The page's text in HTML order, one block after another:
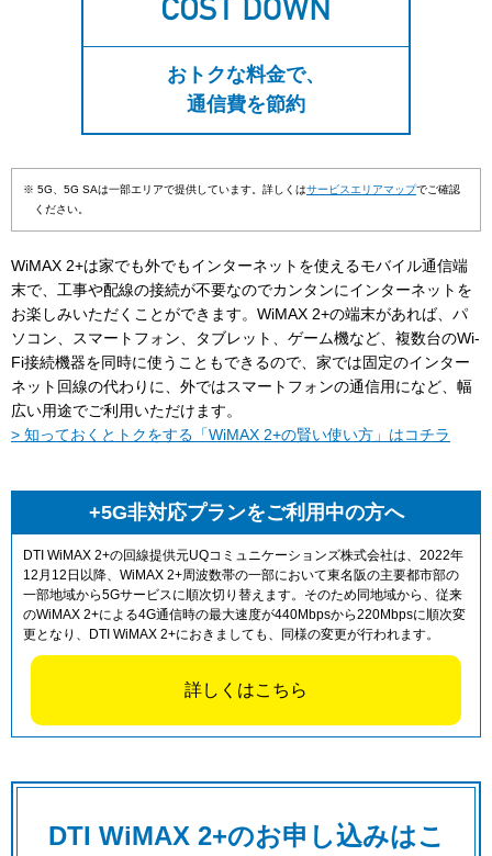
おトクな料金で、
通信費を節約
※ 5G、5G SAは一部エリアで提供しています。詳しくはサービスエリアマップでご確認
ください。
WiMAX 2+は家でも外でもインターネットを使えるモバイル通信端
末で、工事や配線の接続が不要なのでカンタンにインターネットを
お楽しみいただくことができます。WiMAX 2+の端末があれば、パ
ソコン、スマートフォン、タブレット、ゲーム機など、複数台のWi-
Fi接続機器を同時に使うこともできるので、家では固定のインター
ネット回線の代わりに、外ではスマートフォンの通信用になど、幅
広い用途でご利用いただけます。
> 知っておくとトクをする「WiMAX 2+の賢い使い方」はコチラ
+5G非対応プランをご利用中の方へ
DTI WiMAX 2+の回線提供元UQコミュニケーションズ株式会社は、2022年
12月12日以降、WiMAX 2+周波数帯の一部において東名阪の主要都市部の
一部地域から5Gサービスに順次切り替えます。そのため同地域から、従来
のWiMAX 2+による4G通信時の最大速度が440Mbpsから220Mbpsに順次変
更となり、DTI WiMAX 2+におきましても、同様の変更が行われます。
詳しくはこちら
DTI WiMAX 2+のお申し込みはこ